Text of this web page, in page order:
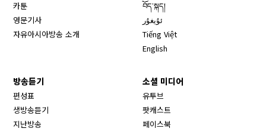
카툰
영문기사
자유아시아방송 소개
བོད་སྐད།
ئۇيغۇر
Tiếng Việt
English
방송듣기
편성표
생방송듣기
지난방송
소셜 미디어
유투브
팟캐스트
페이스북